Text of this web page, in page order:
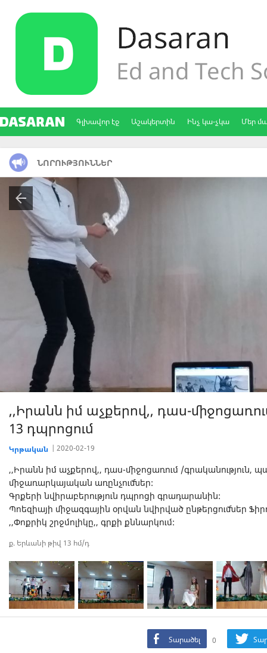
Գլխավոր էջ Աշակերտին Ինչ կա-չկա Մեր
ՆՈՐՈՒԹՅՈՒՆՆԵՐ
,,Իրանն իմ աչքերով,, դաս-
13 դպրոցում
Կրթական 2020-02-19
,,Իրանն իմ աչքերով,, դաս-միջոցառում /գրականություն,
միջառարկայական առընչումներ:
Գրքերի նվիրաբերություն դպրոցի գրադարանին:
Պոեզիայի միջազգային օրվան նվիրված ընթերցումներ
,,Փոքրիկ շրջմոլիկը,, գրքի քննարկում:
ք. Երևանի թիվ 13 հմ/դ
Տարածել 0